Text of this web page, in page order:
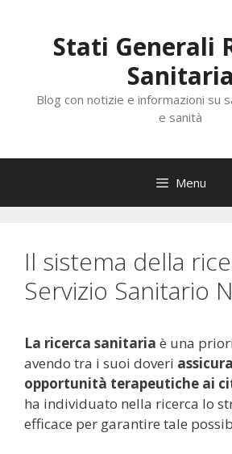
contenutoStati Generali
Sanitaria
Blog con notizie e informazioni su
e sanità
Menu
Il sistema della
Servizio Sanitario
La ricerca sanitaria è una
avendo tra i suoi doveri assicura
opportunità terapeutiche ai
ha individuato nella ricerca lo
efficace per garantire tale